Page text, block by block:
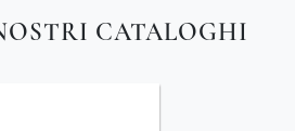
CATALOGHI